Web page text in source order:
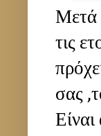
Μετά
τις
σας